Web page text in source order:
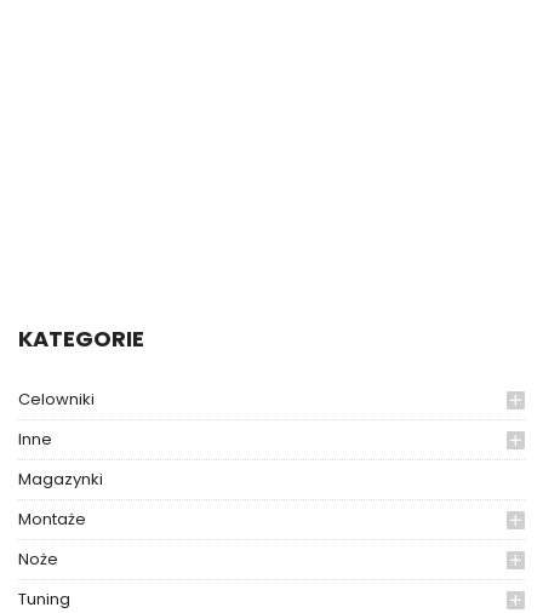
KATEGORIE
Celowniki
Inne
Magazynki
Montaże
Noże
Tuning